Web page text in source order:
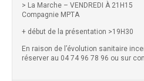
> La Marche – VENDREDI À 21H15
Compagnie MPTA
+ début de la présentation >19H30
En raison de l’évolution sanitaire
réserver au 04 74 96 78 96 ou sur